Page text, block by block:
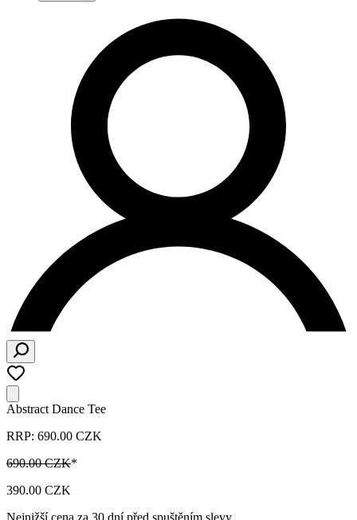
Abstract Dance Tee
RRP: 690.00 CZK
690.00 CZK*
390.00 CZK
Nejnižší cena za 30 dní před spuštěním slevy